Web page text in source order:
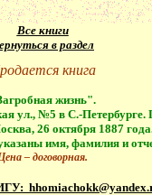
Все книги
в раздел
книга
жизнь".
ул., №5 в С.-Петербурге.
26 октября 1887
имя, фамилия и
– договорная.